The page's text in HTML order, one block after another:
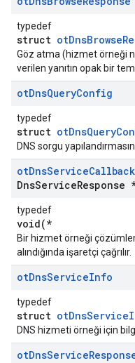
typedef
struct
Göz atma (hizmet örneği
verilen yanıtın opak bir
otDnsQueryConfig
typedef
struct
DNS sorgu
otDnsServiceCallback
DnsServiceResponse
typedef
void(*
Bir hizmet örneği
alındığında işaretçi çağrılır.
otDnsServiceInfo
typedef
struct
DNS hizmeti örneği için
otDnsService